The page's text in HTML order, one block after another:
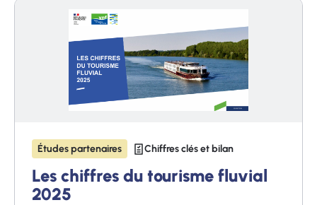
Études partenaires Chiffres clés et bilan
Les chiffres du tourisme fluvial
2025